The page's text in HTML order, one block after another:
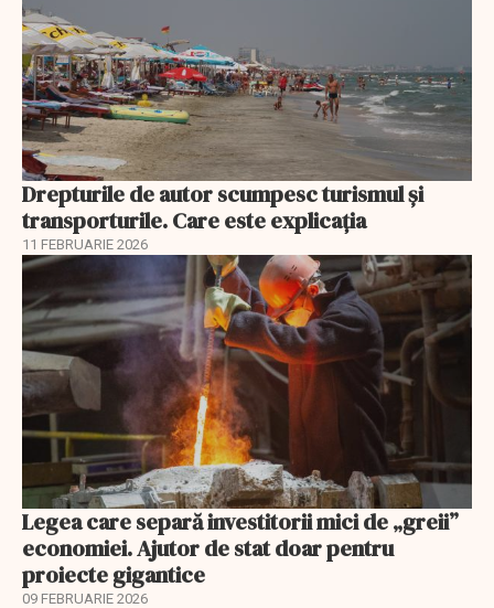
Drepturile de autor scumpesc turismul și
transporturile. Care este explicația
11 FEBRUARIE 2026
Legea care separă investitorii mici de „greii”
economiei. Ajutor de stat doar pentru
proiecte gigantice
09 FEBRUARIE 2026